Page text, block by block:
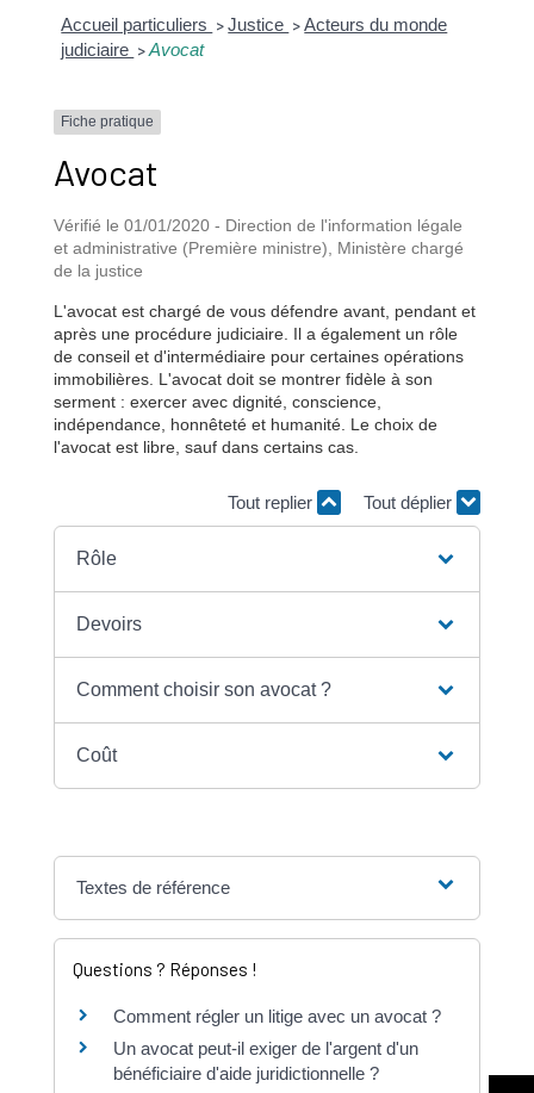
Accueil particuliers > Justice > Acteurs du monde
judiciaire > Avocat
Fiche pratique
Avocat
Vérifié le 01/01/2020 - Direction de l'information légale
et administrative (Première ministre), Ministère chargé
de la justice
L'avocat est chargé de vous défendre avant, pendant et
après une procédure judiciaire. Il a également un rôle
de conseil et d'intermédiaire pour certaines opérations
immobilières. L'avocat doit se montrer fidèle à son
serment : exercer avec dignité, conscience,
indépendance, honnêteté et humanité. Le choix de
l'avocat est libre, sauf dans certains cas.
Tout replier Tout déplier
Rôle
Devoirs
Comment choisir son avocat ?
Coût
Textes de référence
Questions ? Réponses !
Comment régler un litige avec un avocat ?
Un avocat peut-il exiger de l'argent d'un
bénéficiaire d'aide juridictionnelle ?